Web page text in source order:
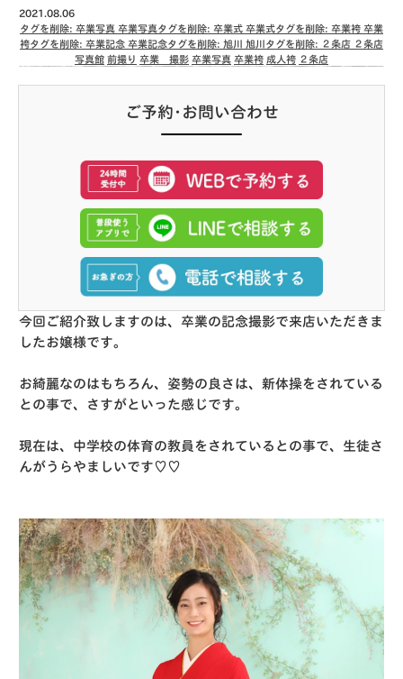
2021.08.06
タグを削除: 卒業写真 卒業写真タグを削除: 卒業式 卒業式タグを削除: 卒業袴 卒業
袴タグを削除: 卒業記念 卒業記念タグを削除: 旭川 旭川タグを削除: ２条店 ２条店
写真館 前撮り 卒業 撮影 卒業写真 卒業袴 成人袴 ２条店
ご予約･お問い合わせ
今回ご紹介致しますのは、卒業の記念撮影で来店いただきま
したお嬢様です。
お綺麗なのはもちろん、姿勢の良さは、新体操をされている
との事で、さすがといった感じです。
現在は、中学校の体育の教員をされているとの事で、生徒さ
んがうらやましいです♡♡